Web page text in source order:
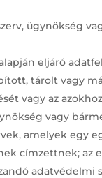
ügynökség
eljáró
tárolt vagy
vagy az
vagy
amelyek egy
címzettnek;
adatvédelmi